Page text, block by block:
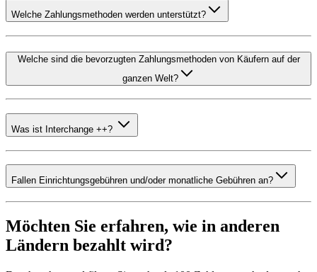
Welche Zahlungsmethoden werden unterstützt?
Welche sind die bevorzugten Zahlungsmethoden von Käufern auf der
ganzen Welt?
Was ist Interchange ++?
Fallen Einrichtungsgebühren und/oder monatliche Gebühren an?
Möchten Sie erfahren, wie in anderen
Ländern bezahlt wird?